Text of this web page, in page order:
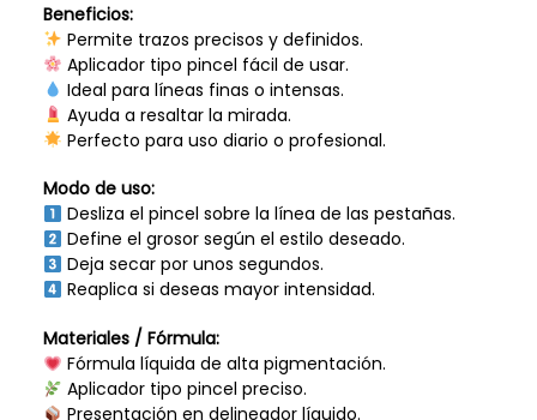
Beneficios:
Permite trazos precisos y definidos.
Aplicador tipo pincel fácil de usar.
Ideal para líneas finas o intensas.
Ayuda a resaltar la mirada.
Perfecto para uso diario o profesional.
Modo de uso:
Desliza el pincel sobre la línea de las pestañas.
Define el grosor según el estilo deseado.
Deja secar por unos segundos.
Reaplica si deseas mayor intensidad.
Materiales / Fórmula:
Fórmula líquida de alta pigmentación.
Aplicador tipo pincel preciso.
Presentación en delineador líquido.